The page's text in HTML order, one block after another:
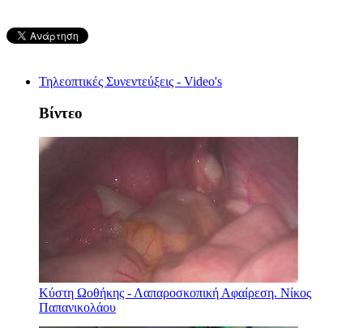
Τηλεοπτικές Συνεντεύξεις - Video's
Βίντεο
Κύστη Ωοθήκης - Λαπαροσκοπική Αφαίρεση. Νίκος
Παπανικολάου